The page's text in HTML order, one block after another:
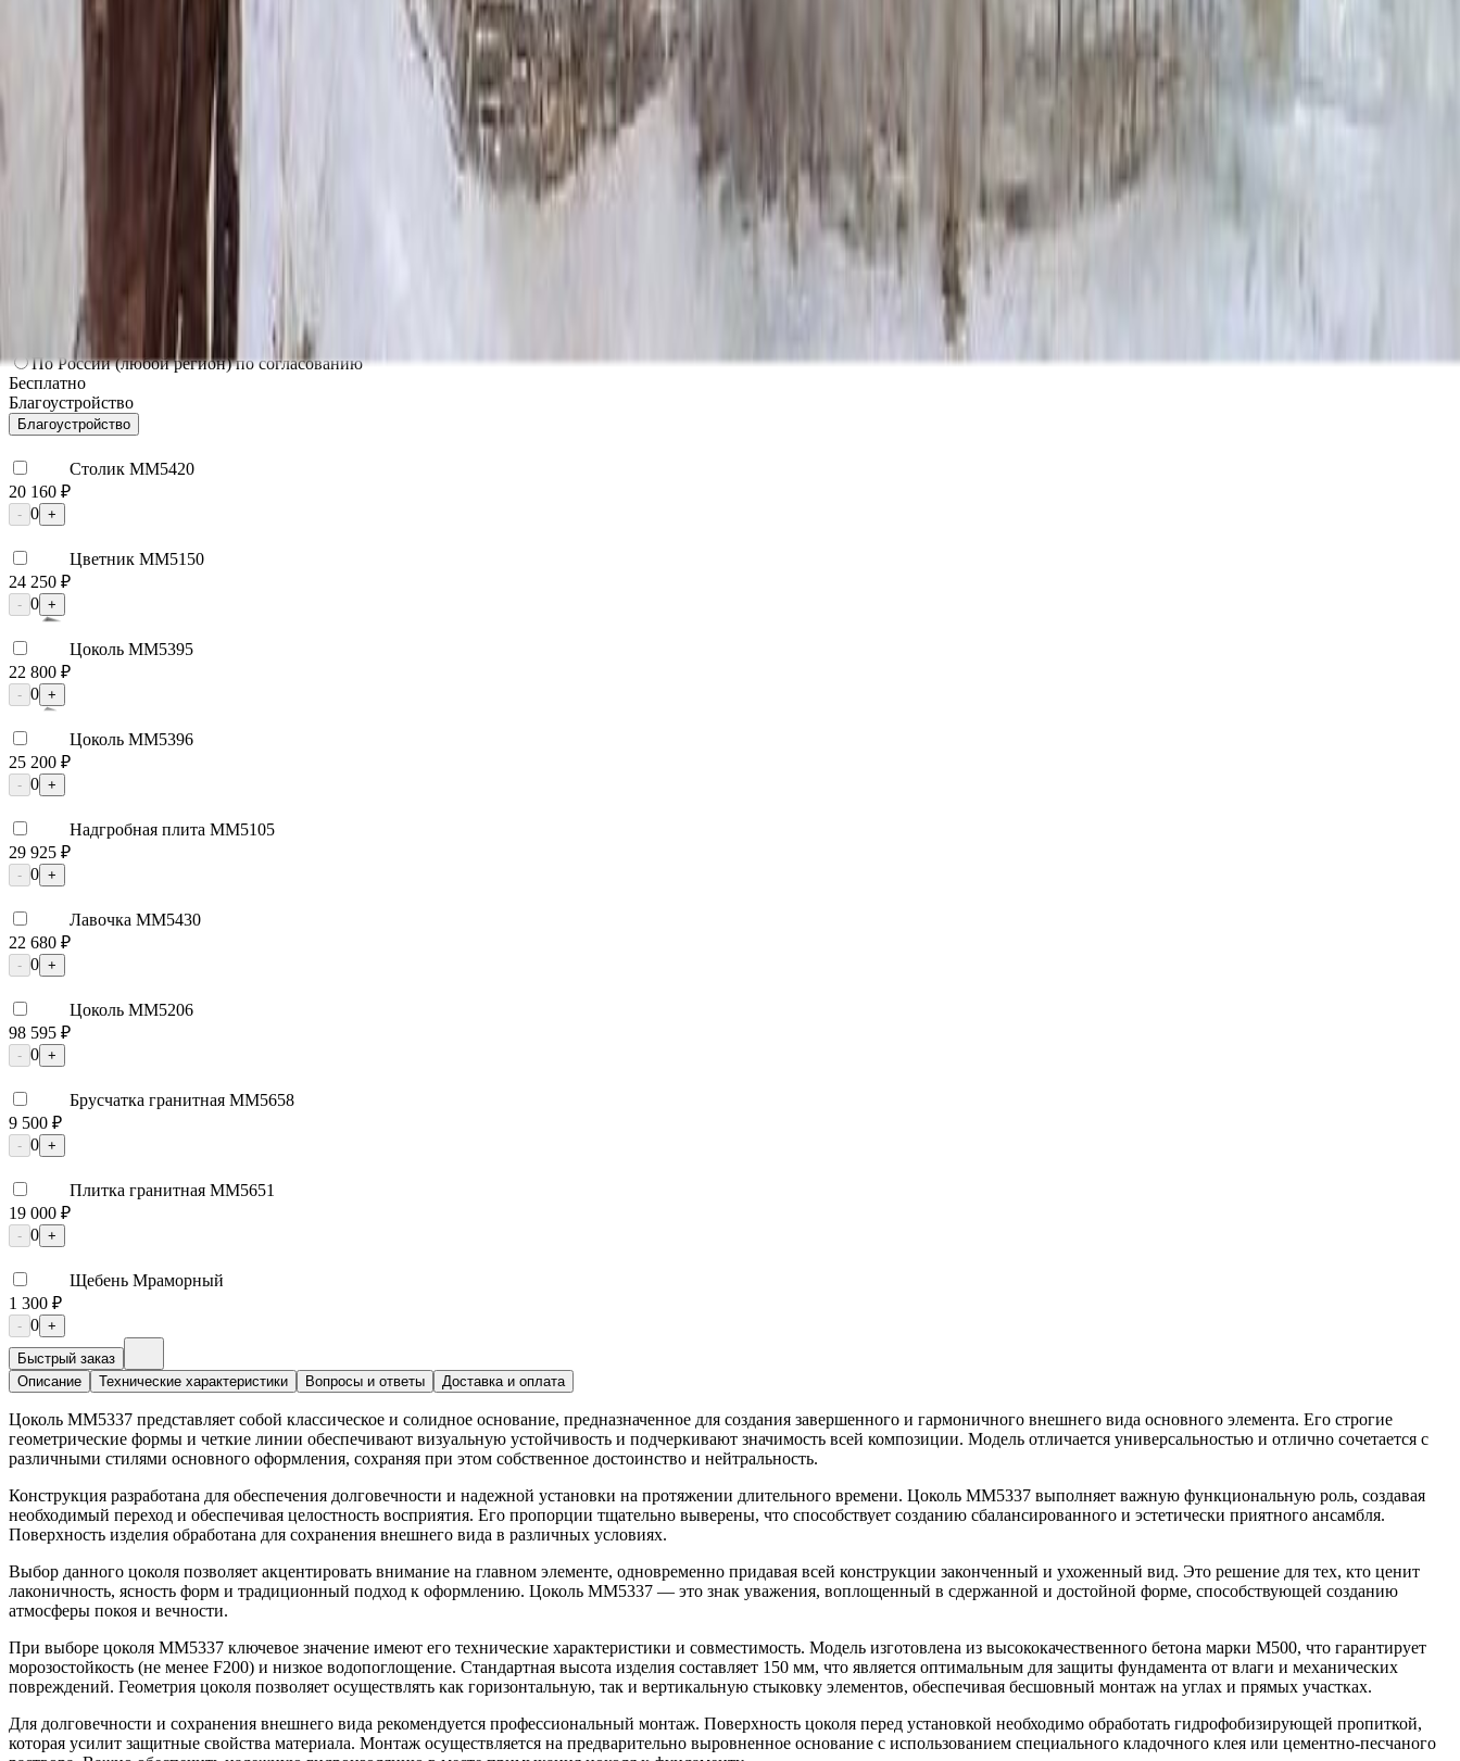
Без установки
Мос. Обл. (от МКАД до 50 км)
Мос. Обл. (от МКАД до 100 км)
Мос. Обл. (от МКАД до 150 км)
По России (любой регион) по согласованию
Бесплатно
Благоустройство
Благоустройство
Столик ММ5420
20 160 ₽
- 0 +
Цветник ММ5150
24 250 ₽
- 0 +
Цоколь ММ5395
22 800 ₽
- 0 +
Цоколь ММ5396
25 200 ₽
- 0 +
Надгробная плита ММ5105
29 925 ₽
- 0 +
Лавочка ММ5430
22 680 ₽
- 0 +
Цоколь ММ5206
98 595 ₽
- 0 +
Брусчатка гранитная ММ5658
9 500 ₽
- 0 +
Плитка гранитная ММ5651
19 000 ₽
- 0 +
Щебень Мраморный
1 300 ₽
- 0 +
Быстрый заказ
Описание
Технические характеристики Вопросы и ответы Доставка и оплата
Цоколь ММ5337 представляет собой классическое и солидное основание, предназначенное для создания завершенного и гармоничного внешнего вида основного элемента. Его строгие
геометрические формы и четкие линии обеспечивают визуальную устойчивость и подчеркивают значимость всей композиции. Модель отличается универсальностью и отлично сочетается с
различными стилями основного оформления, сохраняя при этом собственное достоинство и нейтральность.
Конструкция разработана для обеспечения долговечности и надежной установки на протяжении длительного времени. Цоколь ММ5337 выполняет важную функциональную роль, создавая
необходимый переход и обеспечивая целостность восприятия. Его пропорции тщательно выверены, что способствует созданию сбалансированного и эстетически приятного ансамбля.
Поверхность изделия обработана для сохранения внешнего вида в различных условиях.
Выбор данного цоколя позволяет акцентировать внимание на главном элементе, одновременно придавая всей конструкции законченный и ухоженный вид. Это решение для тех, кто ценит
лаконичность, ясность форм и традиционный подход к оформлению. Цоколь ММ5337 — это знак уважения, воплощенный в сдержанной и достойной форме, способствующей созданию
атмосферы покоя и вечности.
При выборе цоколя ММ5337 ключевое значение имеют его технические характеристики и совместимость. Модель изготовлена из высококачественного бетона марки М500, что гарантирует
морозостойкость (не менее F200) и низкое водопоглощение. Стандартная высота изделия составляет 150 мм, что является оптимальным для защиты фундамента от влаги и механических
повреждений. Геометрия цоколя позволяет осуществлять как горизонтальную, так и вертикальную стыковку элементов, обеспечивая бесшовный монтаж на углах и прямых участках.
Для долговечности и сохранения внешнего вида рекомендуется профессиональный монтаж. Поверхность цоколя перед установкой необходимо обработать гидрофобизирующей пропиткой,
которая усилит защитные свойства материала. Монтаж осуществляется на предварительно выровненное основание с использованием специального кладочного клея или цементно-песчаного